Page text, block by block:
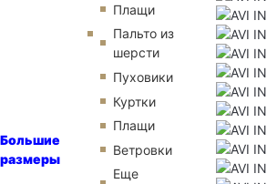
Большие
размеры
Плащи
Пальто из
шерсти
Пуховики
Куртки
Плащи
Ветровки
Еще